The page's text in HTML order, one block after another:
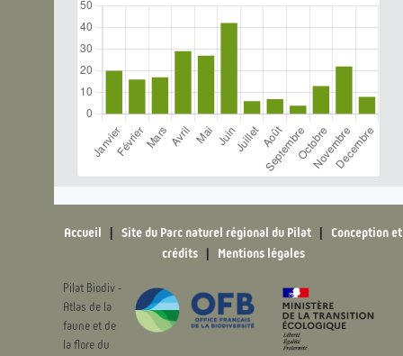
Accueil | Site du Parc naturel régional du Pilat | Conception et
crédits| Mentions légales
Pilat Biodiv -
Atlas de la
faune et de
la flore du